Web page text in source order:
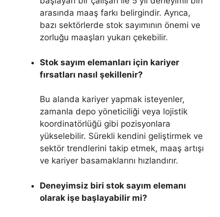
arasında maaş farkı belirgindir. Ayrıca,
bazı sektörlerde stok sayımının önemi ve
zorluğu maaşları yukarı çekebilir.
Stok sayım elemanları için kariyer
fırsatları nasıl şekillenir?
Bu alanda kariyer yapmak isteyenler,
zamanla depo yöneticiliği veya lojistik
koordinatörlüğü gibi pozisyonlara
yükselebilir. Sürekli kendini geliştirmek ve
sektör trendlerini takip etmek, maaş artışı
ve kariyer basamaklarını hızlandırır.
Deneyimsiz biri stok sayım elemanı
olarak işe başlayabilir mi?